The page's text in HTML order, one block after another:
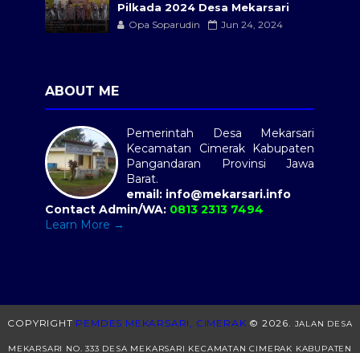
Pilkada 2024 Desa Mekarsari
Opa Soparudin Jun 24, 2024
ABOUT ME
Pemerintah Desa Mekarsari
Kecamatan Cimerak Kabupaten
Pangandaran Provinsi Jawa
Barat.
email: info@mekarsari.info
Contact Admin/WA: 0813 2313 7494
Learn More →
COPYRIGHT PEMDES MEKARSARI, CIMERAK © 2026. JALAN DESA
MEKARSARI NO. 333 DESA MEKARSARI KECAMATAN CIMERAK KABUPATEN